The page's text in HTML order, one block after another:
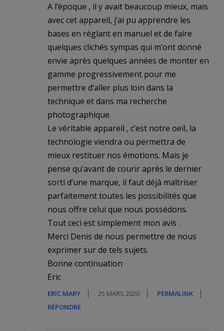
A l’époque , il y avait beaucoup mieux, mais
avec cet appareil, j’ai pu apprendre les
bases en réglant en manuel et de faire
quelques clichés sympas qui m’ont donné
envie après quelques années de monter en
gamme progressivement pour me
permettre d’aller plus loin dans la
technique et dans ma recherche
photographique.
Le véritable appareil , c’est notre oeil, la
technologie viendra ou permettra de
mieux restituer nos émotions. Mais je
pense qu’avant de courir après le dernier
sorti d’une marque, il faut déjà maîtriser
parfaitement toutes les possibilités que
nous offre celui que nous possédons.
Tout ceci est simplement mon avis .
Merci Denis de nous permettre de nous
exprimer sur de tels sujets.
Bonne continuation
Eric
ERIC MARY 25 MARS 2020
PERMALINK
RÉPONDRE